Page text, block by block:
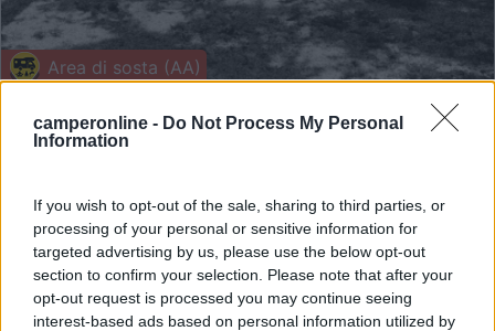
camperonline - Do Not Process My Personal
Information
If you wish to opt-out of the sale, sharing to third parties, or
processing of your personal or sensitive information for
targeted advertising by us, please use the below opt-out
section to confirm your selection. Please note that after your
opt-out request is processed you may continue seeing
interest-based ads based on personal information utilized by
Area di sosta (AA)
San Leone Paradise
Nel cuore del Parco del Mincio, campeggio con 20
piazzole...